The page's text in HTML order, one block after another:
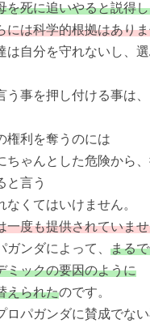
を死に追いやると説得
には科学的根拠はあり
は自分を守れないし、
う事を押し付ける事は
権利を奪うのには
ちゃんとした危険から
と言う
なくてはいけません。
一度も提供されていま
ガンダによって、 まる
ミックの要因のように
えられたのです。
ロパガンダに賛成でな